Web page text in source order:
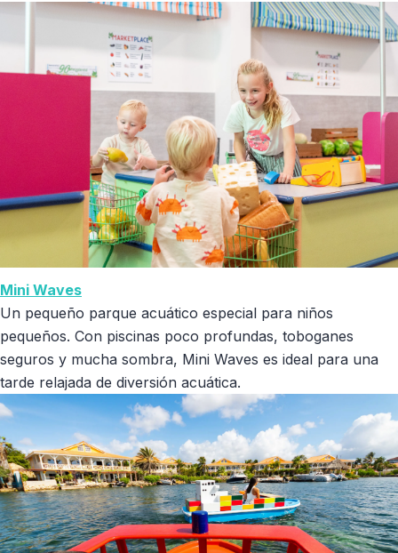
Mini Waves
Un pequeño parque acuático especial para niños
pequeños. Con piscinas poco profundas, toboganes
seguros y mucha sombra, Mini Waves es ideal para una
tarde relajada de diversión acuática.